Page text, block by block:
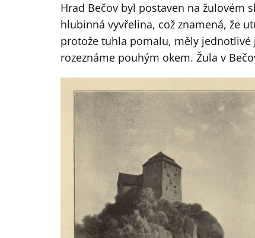
Hrad Bečov byl postaven na žulovém
hlubinná vyvřelina, což znamená, že
protože tuhla pomalu, měly jednotlivé
rozeznáme pouhým okem. Žula v